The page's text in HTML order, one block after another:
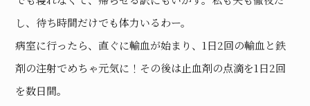
し、待ち時間だけでも体力いるわー。
病室に行ったら、直ぐに輸血が始まり、1日2回の輸血と鉄
剤の注射でめちゃ元気に！その後は止血剤の点滴を1日2回
を数日間。